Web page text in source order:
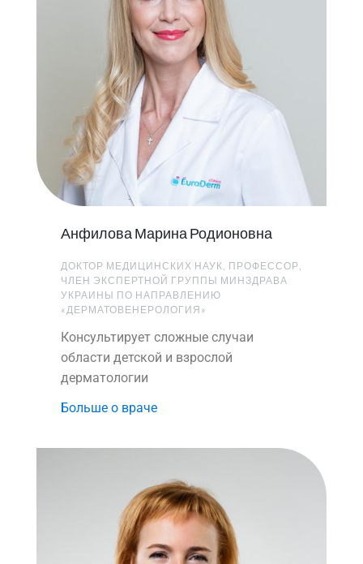
Анфилова Марина Родионовна
ДОКТОР МЕДИЦИНСКИХ НАУК, ПРОФЕССОР,
ЧЛЕН ЭКСПЕРТНОЙ ГРУППЫ МИНЗДРАВА
УКРАИНЫ ПО НАПРАВЛЕНИЮ
«ДЕРМАТОВЕНЕРОЛОГИЯ»
Консультирует сложные случаи
области детской и взрослой
дерматологии
Больше о враче